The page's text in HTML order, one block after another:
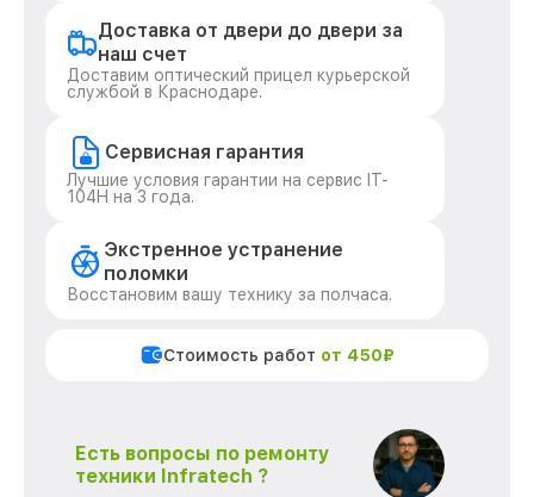
Доставка от двери до двери за
наш счет
Доставим оптический прицел курьерской
службой в Краснодаре.
Сервисная гарантия
Лучшие условия гарантии на сервис IT-
104H на 3 года.
Экстренное устранение
поломки
Восстановим вашу технику за полчаса.
Стоимость работ от 450₽
Есть вопросы по ремонту
техники Infratech ?